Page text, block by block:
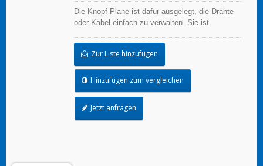
Die Knopf-Plane ist dafür ausgelegt, die Drähte
oder Kabel einfach zu verwalten. Sie ist
Zur Liste hinzufügen
Hinzufügen zum vergleichen
Jetzt anfragen